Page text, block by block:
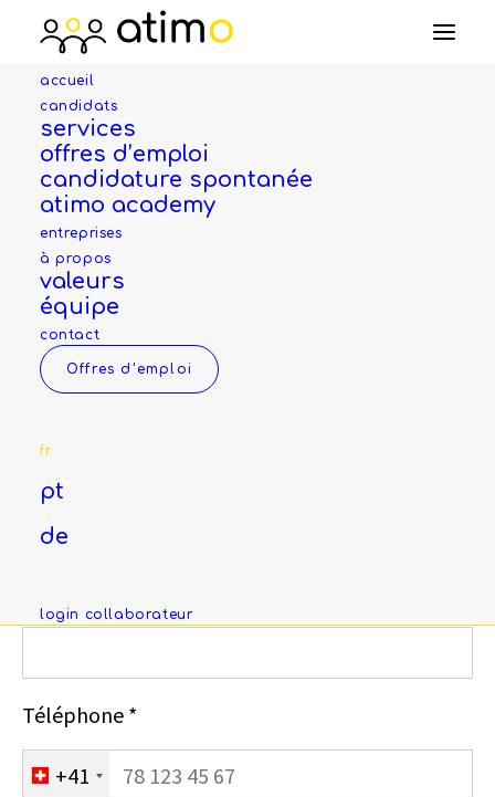
accueil
candidats
services
offres d’emploi
candidature spontanée
atimo academy
entreprises
à propos
valeurs
équipe
contact
Offres d’emploi
fr
pt
de
login collaborateur
Candidature pour le
poste deconstructeur
(machines)
Nom *
Prénom *
Téléphone *
+41